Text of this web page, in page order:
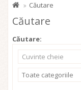
Căutare
Căutare
Căutare:
Toate categoriile